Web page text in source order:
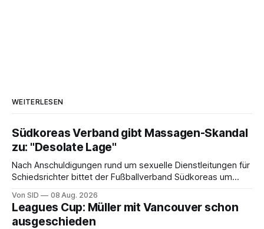
WEITERLESEN
Südkoreas Verband gibt Massagen-Skandal
zu: "Desolate Lage"
Nach Anschuldigungen rund um sexuelle Dienstleitungen für
Schiedsrichter bittet der Fußballverband Südkoreas um
Von SID 08 Aug. 2026
Leagues Cup: Müller mit Vancouver schon
ausgeschieden